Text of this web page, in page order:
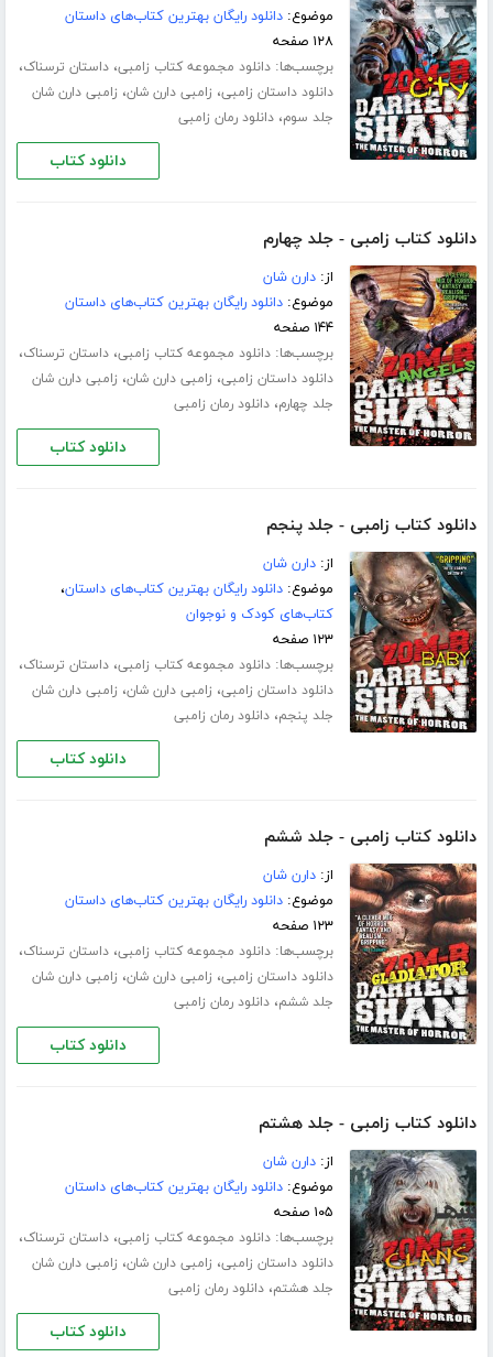
موضوع:دانلود رایگان بهترین کتاب‌های داستان
۱۲۸ صفحه
برچسب‌ها:دانلود مجموعه کتاب زامبی،داستان ترسناک،
دانلود داستان زامبی، زامبی دارن شان، زامبی دارن شان
جلد سوم،دانلود رمان زامبی
دانلود کتاب
دانلود کتاب زامبی - جلد چهارم
از:دارن شان
موضوع:دانلود رایگان بهترین کتاب‌های داستان
۱۴۴ صفحه
برچسب‌ها:دانلود مجموعه کتاب زامبی،داستان ترسناک،
دانلود داستان زامبی، زامبی دارن شان، زامبی دارن شان
جلد چهارم،دانلود رمان زامبی
دانلود کتاب
دانلود کتاب زامبی - جلد پنجم
از:دارن شان
موضوع:دانلود رایگان بهترین کتاب‌های داستان،
کتاب‌های کودک و نوجوان
۱۲۳ صفحه
برچسب‌ها:دانلود مجموعه کتاب زامبی،داستان ترسناک،
دانلود داستان زامبی، زامبی دارن شان، زامبی دارن شان
جلد پنجم،دانلود رمان زامبی
دانلود کتاب
دانلود کتاب زامبی - جلد ششم
از:دارن شان
موضوع:دانلود رایگان بهترین کتاب‌های داستان
۱۲۳ صفحه
برچسب‌ها:دانلود مجموعه کتاب زامبی،داستان ترسناک،
دانلود داستان زامبی، زامبی دارن شان، زامبی دارن شان
جلد ششم،دانلود رمان زامبی
دانلود کتاب
دانلود کتاب زامبی - جلد هشتم
از:دارن شان
موضوع:دانلود رایگان بهترین کتاب‌های داستان
۱۰۵ صفحه
برچسب‌ها:دانلود مجموعه کتاب زامبی،داستان ترسناک،
دانلود داستان زامبی، زامبی دارن شان، زامبی دارن شان
جلد هشتم،دانلود رمان زامبی
دانلود کتاب